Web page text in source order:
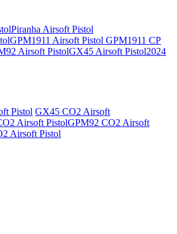
Piranha Airsoft Pistol
GPM1911 Airsoft Pistol GPM1911 CP
Airsoft PistolGX45 Airsoft Pistol2024
Pistol GX45 CO2 Airsoft
Airsoft PistolGPM92 CO2 Airsoft
Airsoft Pistol